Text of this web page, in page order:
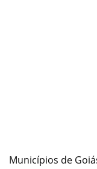
Municípios de